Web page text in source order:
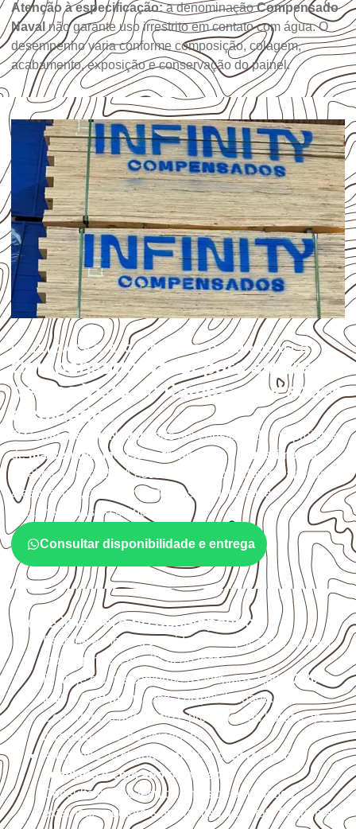
Atenção à especificação:a denominaçãoCompensado
Naval não garante uso irrestrito em contato com água. O
desempenho varia conforme composição, colagem,
acabamento, exposição e conservação do painel.
UTILIZAÇÃO E CUIDADOS DO PRODUTO
Compensado Naval para empresas
de Boa Vista do Ramos: aplicações
e cuidados
OCompensado Navalpode ser considerado em projetos
demarcenaria, indústria, transporte e revestimento
sujeitos à umidade. A escolha deve considerar a aplicação,
a espessura, o acabamento e as características
documentadas do painel.
Consultar disponibilidade e entrega
O que interfere no desempenho
Escolha a medida considerando aplicação, apoios,
montagem e especificação técnica.
Planeje o corte conforme os formatos1,60 × 2,20 m e
1,60 × 2,50 m, sujeitos à disponibilidade.
Considere acabamento e proteção das bordas após
qualquer corte ou usinagem.
Armazene as chapas em localcoberto, seco,
ventilado e com apoio nivelado
Consulte a ficha técnica antes de aplicações
externas, estruturais ou sujeitas a contato frequente